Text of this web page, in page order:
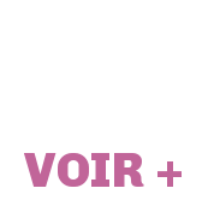
VOIR +